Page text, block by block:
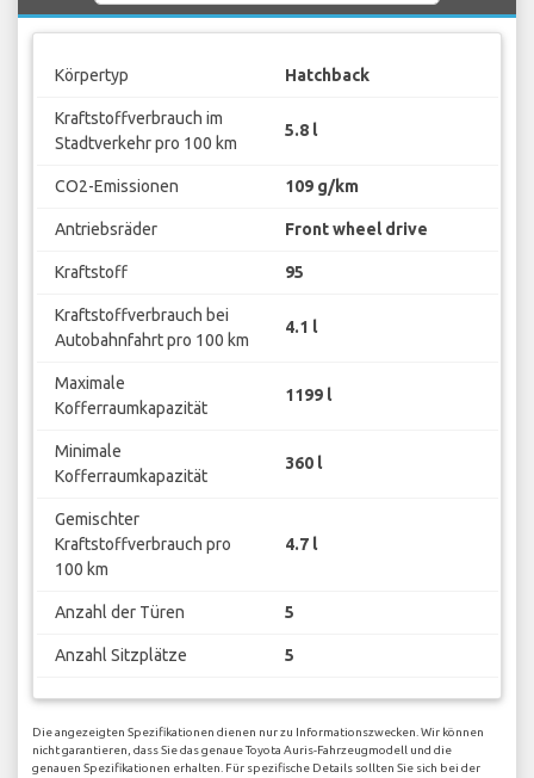
Körpertyp Hatchback
Kraftstoffverbrauch im
Stadtverkehr pro 100 km
5.8 l
CO2-Emissionen 109 g/km
Antriebsräder Front wheel drive
Kraftstoff 95
Kraftstoffverbrauch bei
Autobahnfahrt pro 100 km
4.1 l
Maximale
Kofferraumkapazität
1199 l
Minimale
Kofferraumkapazität
360 l
Gemischter
Kraftstoffverbrauch pro
100 km
4.7 l
Anzahl der Türen 5
Anzahl Sitzplätze 5
Die angezeigten Spezifikationen dienen nur zu Informationszwecken. Wir können
nicht garantieren, dass Sie das genaue Toyota Auris-Fahrzeugmodell und die
genauen Spezifikationen erhalten. Für spezifische Details sollten Sie sich bei der